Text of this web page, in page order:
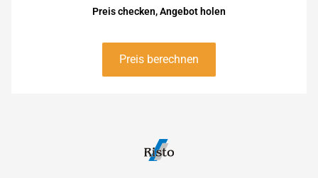
Preis checken, Angebot holen
Preis berechnen